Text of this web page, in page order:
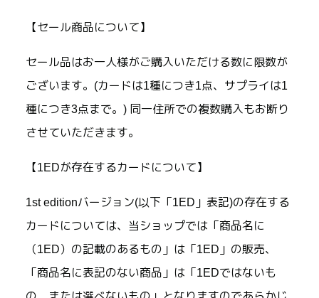
【セール商品について】
セール品はお一人様がご購入いただける数に限数が
ございます。(カードは1種につき1点、サプライは1
種につき3点まで。) 同一住所での複数購入もお断り
させていただきます。
【1EDが存在するカードについて】
1st editionバージョン(以下「1ED」表記)の存在する
カードについては、当ショップでは「商品名に
（1ED）の記載のあるもの」は「1ED」の販売、
「商品名に表記のない商品」は「1EDではないも